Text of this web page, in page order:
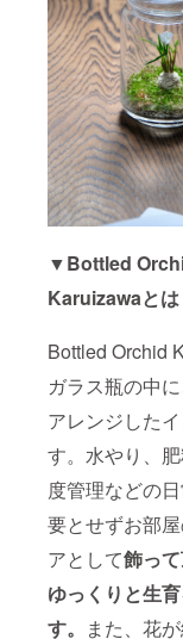
▼Bottled
Karuizawaとは
Bottled Orchid
ガラス瓶の中
アレンジした
す。水やり、
度管理などの
要とせずお部
アとして飾っ
ゆっくりと生
す。 また、花